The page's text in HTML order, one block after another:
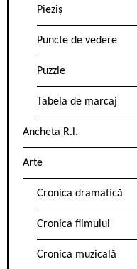
Pieziș
Puncte de vedere
Puzzle
Tabela de marcaj
Ancheta R.l.
Arte
Cronica dramatică
Cronica filmului
Cronica muzicală